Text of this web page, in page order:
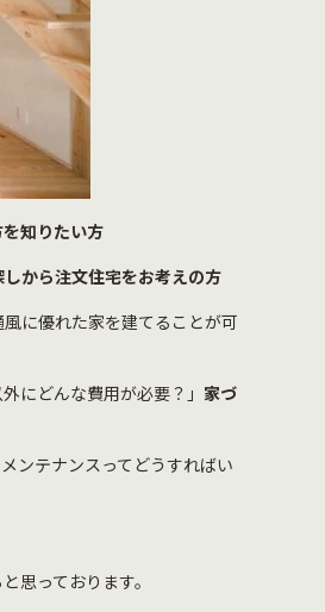
知りたい方
から注文住宅をお考えの方
に優れた家を建てることが可
にどんな費用が必要？」 家づ
ンテナンスってどうすればい
思っております。